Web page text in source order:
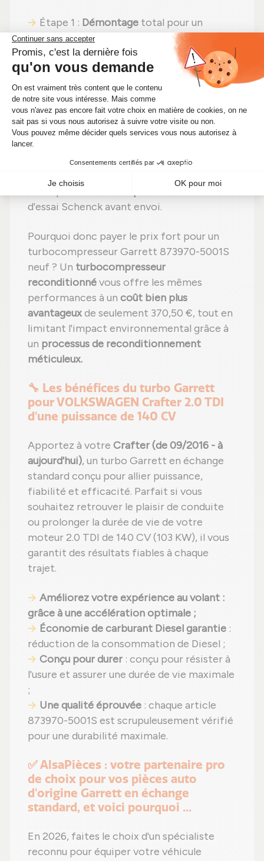
Étape 1 : Démontage total pour un
contrôle complet ;
Étape 2 :Nettoyage professionnel pour
éliminer toute impureté ;
Étape 3 : Examen rigoureux
de chaque
élément ;
Étape 4 :Remplacement des pièces
détérioréespar des composants neufs ;
effectués selon les recommandations du
sur banc
d'essai Schenck avant envoi.
Pourquoi donc payer le prix fort pour un
turbocompresseur Garrett 873970-5001S
neuf ? Un turbocompresseur
reconditionnévous offre les mêmes
performances à un coût bien plus
avantageuxde seulement 370,50 €, tout en
limitant l'impact environnemental grâce à
un processus de reconditionnement
méticuleux.
🔧 Les bénéfices du turbo Garrett
pour VOLKSWAGEN Crafter 2.0 TDI
d'une puissance de 140 CV
Apportez à votre Crafter (de 09/2016 - à
aujourd'hui), un turbo Garrett en échange
standard conçu pour allier puissance,
fiabilité et efficacité. Parfait si vous
souhaitez retrouver le plaisir de conduite
ou prolonger la durée de vie de votre
moteur 2.0 TDI de 140 CV (103 KW), il vous
garantit des résultats fiables à chaque
trajet.
Améliorez votre expérience au volant :
grâce à une accélération optimale ;
Économie de carburant Diesel garantie :
réduction de la consommation de Diesel ;
Conçu pour durer : conçu pour résister à
l'usure et assurer une durée de vie maximale
;
Une qualité éprouvée : chaque article
873970-5001S est scrupuleusement vérifié
pour une durabilité maximale.
✅ AlsaPièces : votre partenaire pro
de choix pour vos pièces auto
d'origine Garrett en échange
standard, et voici pourquoi ...
En 2026, faites le choix d'un spécialiste
reconnu pour équiper votre véhicule